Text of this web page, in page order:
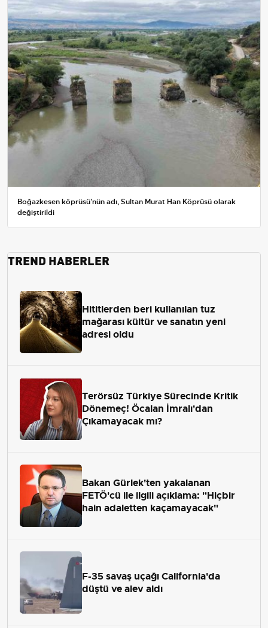
Boğazkesen köprüsü'nün adı, Sultan Murat Han Köprüsü olarak
değiştirildi
TREND HABERLER
Hititlerden beri kullanılan tuz
mağarası kültür ve sanatın yeni
adresi oldu
Terörsüz Türkiye Sürecinde Kritik
Dönemeç! Öcalan İmralı'dan
Çıkamayacak mı?
Bakan Gürlek'ten yakalanan
FETÖ'cü ile ilgili açıklama: "Hiçbir
hain adaletten kaçamayacak"
F-35 savaş uçağı California'da
düştü ve alev aldı